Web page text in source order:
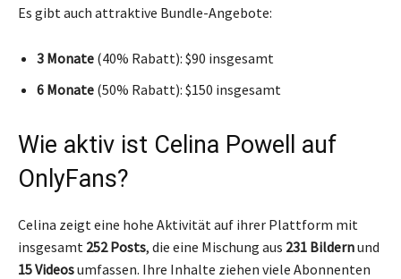
Es gibt auch attraktive Bundle-Angebote:
3 Monate (40% Rabatt): $90 insgesamt
6 Monate (50% Rabatt): $150 insgesamt
Wie aktiv ist Celina Powell auf
OnlyFans?
Celina zeigt eine hohe Aktivität auf ihrer Plattform mit
insgesamt 252 Posts, die eine Mischung aus 231 Bildernund
15 Videosumfassen. Ihre Inhalte ziehen viele Abonnenten